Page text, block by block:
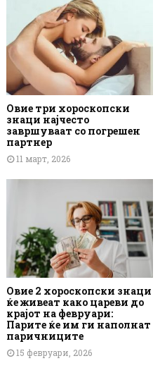
Овие три хороскопски
знаци најчесто
завршуваат со погрешен
партнер
11 март, 2026
Овие 2 хороскопски знаци
ќе живеат како цареви до
крајот на февруари:
Парите ќе им ги наполнат
паричниците
15 февруари, 2026